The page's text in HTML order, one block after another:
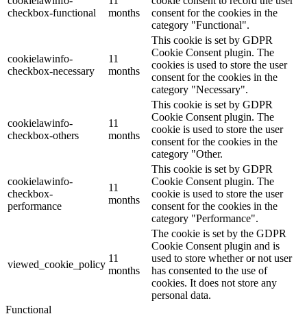
checkbox-functional
months
consent for the cookies in the
category "Functional".
cookielawinfo-
checkbox-necessary
11
months
This cookie is set by GDPR
Cookie Consent plugin. The
cookies is used to store the user
consent for the cookies in the
category "Necessary".
cookielawinfo-
checkbox-others
11
months
This cookie is set by GDPR
Cookie Consent plugin. The
cookie is used to store the user
consent for the cookies in the
category "Other.
cookielawinfo-
checkbox-
performance
11
months
This cookie is set by GDPR
Cookie Consent plugin. The
cookie is used to store the user
consent for the cookies in the
category "Performance".
viewed_cookie_policy
11
months
The cookie is set by the GDPR
Cookie Consent plugin and is
used to store whether or not user
has consented to the use of
cookies. It does not store any
personal data.
Functional